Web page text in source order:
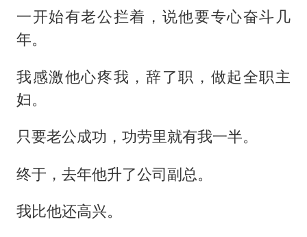
一开始有老公拦着，说他要专心奋斗几
年。
我感激他心疼我，辞了职，做起全职主
妇。
只要老公成功，功劳里就有我一半。
终于，去年他升了公司副总。
我比他还高兴。